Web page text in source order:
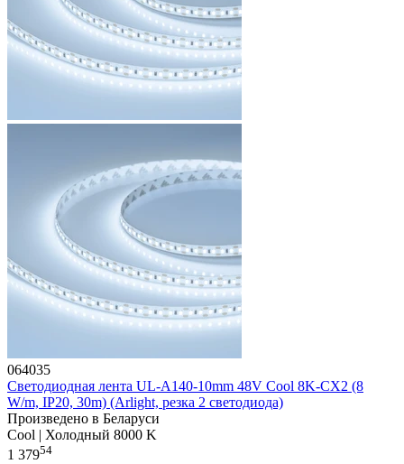
064035
Светодиодная лента UL-A140-10mm 48V Cool 8K-CX2 (8
W/m, IP20, 30m) (Arlight, резка 2 светодиода)
Произведено в Беларуси
Cool | Холодный 8000 K
1 37954